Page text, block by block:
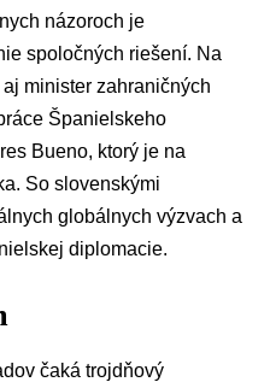
názoroch je
spoločných riešení. Na
minister zahraničných
Španielskeho
Bueno, ktorý je na
So slovenskými
globálnych výzvach a
diplomacie.
čaká trojdňový